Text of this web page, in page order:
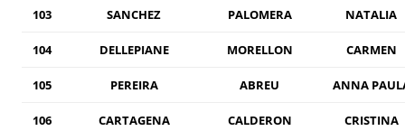
103 SANCHEZ PALOMERA NATALIA
104 DELLEPIANE MORELLON CARMEN
105 PEREIRA ABREU ANNA
106 CARTAGENA CALDERON CRISTINA